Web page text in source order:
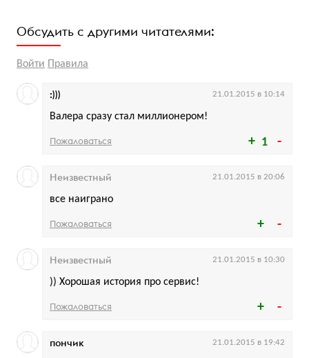
Обсудить с другими читателями:
Войти Правила
1
Валера сразу стал миллионером!
:))) 21.01.2015 в 10:14
Пожаловаться
все наиграно
Неизвестный 21.01.2015 в 20:06
Пожаловаться
)) Хорошая история про сервис!
Неизвестный 21.01.2015 в 10:30
Пожаловаться
пончик 21.01.2015 в 19:42